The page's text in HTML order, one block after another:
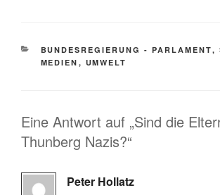
KATEGORIEN
BUNDESREGIERUNG - PARLAMENT,
MEDIEN , UMWELT
Eine Antwort auf „Sind die
Thunberg Nazis?“
Peter Hollatz